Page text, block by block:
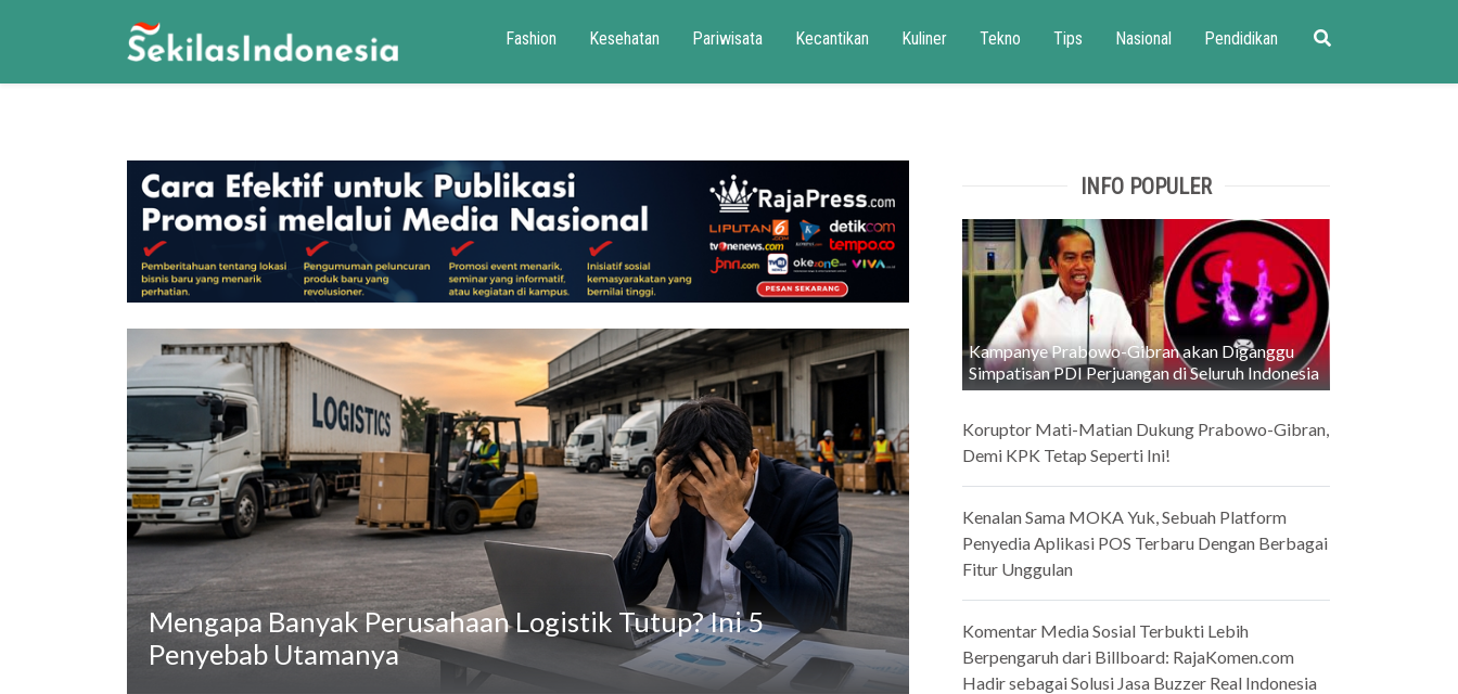
Fashion Kesehatan Pariwisata Kecantikan Kuliner Tekno Tips Nasional Pendidikan
Mengapa Banyak Perusahaan Logistik Tutup? Ini 5
Penyebab Utamanya
INFO POPULER
Kampanye Prabowo-Gibran akan Diganggu
Simpatisan PDI Perjuangan di Seluruh Indonesia
Koruptor Mati-Matian Dukung Prabowo-Gibran,
Demi KPK Tetap Seperti Ini!
Kenalan Sama MOKA Yuk, Sebuah Platform
Penyedia Aplikasi POS Terbaru Dengan Berbagai
Fitur Unggulan
Komentar Media Sosial Terbukti Lebih
Berpengaruh dari Billboard: RajaKomen.com
Hadir sebagai Solusi Jasa Buzzer Real Indonesia